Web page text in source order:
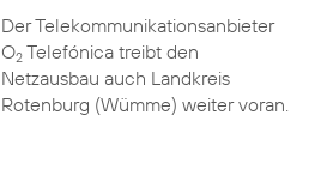
Der Telekommunikationsanbieter
O2Telefónica treibt den
Netzausbau auch Landkreis
Rotenburg (Wümme) weiter voran.